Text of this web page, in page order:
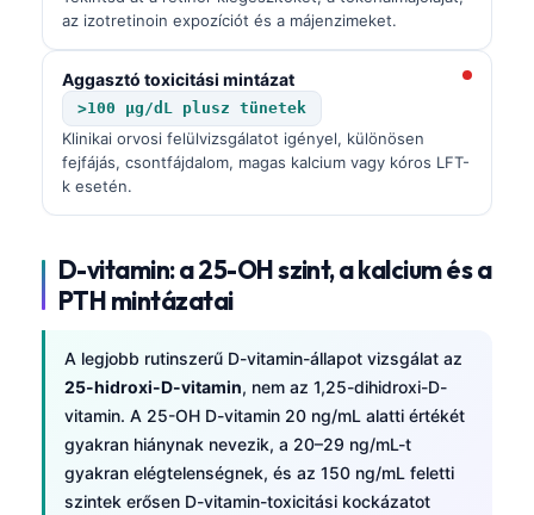
az izotretinoin expozíciót és a májenzimeket.
Aggasztó toxicitási mintázat
>100 µg/dL plusz tünetek
Klinikai orvosi felülvizsgálatot igényel, különösen
fejfájás, csontfájdalom, magas kalcium vagy kóros LFT-
k esetén.
D-vitamin: a 25-OH szint, a kalcium és a
PTH mintázatai
A legjobb rutinszerű D-vitamin-állapot vizsgálat az
25-hidroxi-D-vitamin, nem az 1,25-dihidroxi-D-
vitamin. A 25-OH D-vitamin 20 ng/mL alatti értékét
gyakran hiánynak nevezik, a 20–29 ng/mL-t
gyakran elégtelenségnek, és az 150 ng/mL feletti
szintek erősen D-vitamin-toxicitási kockázatot